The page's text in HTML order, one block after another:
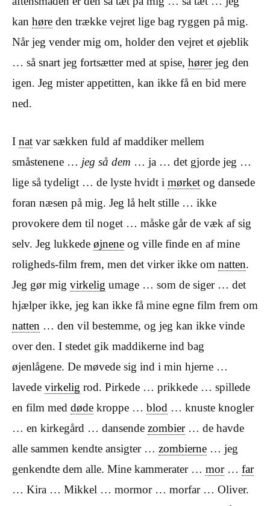
kan høre den trække vejret lige bag ryggen på mig.
Når jeg vender mig om, holder den vejret et øjeblik
… så snart jeg fortsætter med at spise, hørerjeg den
igen. Jeg mister appetitten, kan ikke få en bid mere
ned.
I nat var sækken fuld af maddiker mellem
småstenene … jeg så dem … ja … det gjorde jeg …
lige så tydeligt … de lyste hvidt i mørket og dansede
foran næsen på mig. Jeg lå helt stille … ikke
provokere dem til noget … måske går de væk af sig
selv. Jeg lukkede øjnene og ville finde en af mine
roligheds-film frem, men det virker ikke om natten.
Jeg gør mig virkelig umage … som de siger … det
hjælper ikke, jeg kan ikke få mine egne film frem om
natten … den vil bestemme, og jeg kan ikke vinde
over den. I stedet gik maddikerne ind bag
øjenlågene. De møvede sig ind i min hjerne …
lavede virkelig rod. Pirkede … prikkede … spillede
en film med døde kroppe … blod … knuste knogler
… en kirkegård … dansende zombier… de havde
alle sammen kendte ansigter … zombierne … jeg
genkendte dem alle. Mine kammerater … mor… far
… Kira … Mikkel … mormor … morfar … Oliver.